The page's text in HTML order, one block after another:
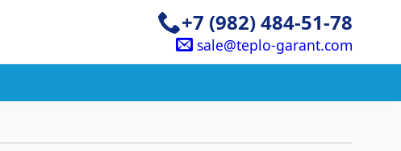
+7 (982) 484-51-78
sale@teplo-garant.com